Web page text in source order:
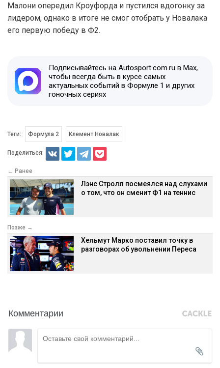
Малони опередил Кроуфорда и пустился вдогонку за
лидером, однако в итоге не смог отобрать у Новалака
его первую победу в Ф2.
Подписывайтесь на Autosport.com.ru в Max,
чтобы всегда быть в курсе самых
актуальных событий в Формуле 1 и других
гоночных сериях
Теги: Формула 2 Клемент Новалак
Поделиться:
← Ранее
Лэнс Стролл посмеялся над слухами
о том, что он сменит Ф1 на теннис
Позже →
Хельмут Марко поставил точку в
разговорах об увольнении Переса
Комментарии